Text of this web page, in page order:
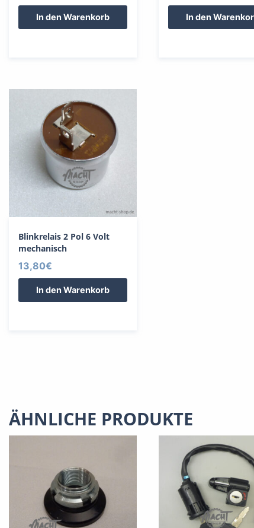
In den Warenkorb In den
Blinkrelais 2 Pol 6 Volt
mechanisch
13,80€
In den Warenkorb
ÄHNLICHE PRODUKTE